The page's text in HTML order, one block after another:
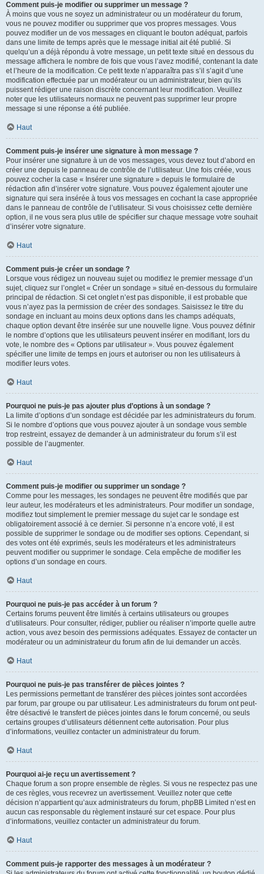
Comment puis-je modifier ou supprimer un message ?
À moins que vous ne soyez un administrateur ou un modérateur du forum,
vous ne pouvez modifier ou supprimer que vos propres messages. Vous
pouvez modifier un de vos messages en cliquant le bouton adéquat, parfois
dans une limite de temps après que le message initial ait été publié. Si
quelqu’un a déjà répondu à votre message, un petit texte situé en dessous du
message affichera le nombre de fois que vous l’avez modifié, contenant la date
et l’heure de la modification. Ce petit texte n’apparaîtra pas s’il s’agit d’une
modification effectuée par un modérateur ou un administrateur, bien qu’ils
puissent rédiger une raison discrète concernant leur modification. Veuillez
noter que les utilisateurs normaux ne peuvent pas supprimer leur propre
message si une réponse a été publiée.
Haut
Comment puis-je insérer une signature à mon message ?
Pour insérer une signature à un de vos messages, vous devez tout d’abord en
créer une depuis le panneau de contrôle de l’utilisateur. Une fois créée, vous
pouvez cocher la case « Insérer une signature » depuis le formulaire de
rédaction afin d’insérer votre signature. Vous pouvez également ajouter une
signature qui sera insérée à tous vos messages en cochant la case appropriée
dans le panneau de contrôle de l’utilisateur. Si vous choisissez cette dernière
option, il ne vous sera plus utile de spécifier sur chaque message votre souhait
d’insérer votre signature.
Haut
Comment puis-je créer un sondage ?
Lorsque vous rédigez un nouveau sujet ou modifiez le premier message d’un
sujet, cliquez sur l’onglet « Créer un sondage » situé en-dessous du formulaire
principal de rédaction. Si cet onglet n’est pas disponible, il est probable que
vous n’ayez pas la permission de créer des sondages. Saisissez le titre du
sondage en incluant au moins deux options dans les champs adéquats,
chaque option devant être insérée sur une nouvelle ligne. Vous pouvez définir
le nombre d’options que les utilisateurs peuvent insérer en modifiant, lors du
vote, le nombre des « Options par utilisateur ». Vous pouvez également
spécifier une limite de temps en jours et autoriser ou non les utilisateurs à
modifier leurs votes.
Haut
Pourquoi ne puis-je pas ajouter plus d’options à un sondage ?
La limite d’options d’un sondage est décidée par les administrateurs du forum.
Si le nombre d’options que vous pouvez ajouter à un sondage vous semble
trop restreint, essayez de demander à un administrateur du forum s’il est
possible de l’augmenter.
Haut
Comment puis-je modifier ou supprimer un sondage ?
Comme pour les messages, les sondages ne peuvent être modifiés que par
leur auteur, les modérateurs et les administrateurs. Pour modifier un sondage,
modifiez tout simplement le premier message du sujet car le sondage est
obligatoirement associé à ce dernier. Si personne n’a encore voté, il est
possible de supprimer le sondage ou de modifier ses options. Cependant, si
des votes ont été exprimés, seuls les modérateurs et les administrateurs
peuvent modifier ou supprimer le sondage. Cela empêche de modifier les
options d’un sondage en cours.
Haut
Pourquoi ne puis-je pas accéder à un forum ?
Certains forums peuvent être limités à certains utilisateurs ou groupes
d’utilisateurs. Pour consulter, rédiger, publier ou réaliser n’importe quelle autre
action, vous avez besoin des permissions adéquates. Essayez de contacter un
modérateur ou un administrateur du forum afin de lui demander un accès.
Haut
Pourquoi ne puis-je pas transférer de pièces jointes ?
Les permissions permettant de transférer des pièces jointes sont accordées
par forum, par groupe ou par utilisateur. Les administrateurs du forum ont peut-
être désactivé le transfert de pièces jointes dans le forum concerné, ou seuls
certains groupes d’utilisateurs détiennent cette autorisation. Pour plus
d’informations, veuillez contacter un administrateur du forum.
Haut
Pourquoi ai-je reçu un avertissement ?
Chaque forum a son propre ensemble de règles. Si vous ne respectez pas une
de ces règles, vous recevrez un avertissement. Veuillez noter que cette
décision n’appartient qu’aux administrateurs du forum, phpBB Limited n’est en
aucun cas responsable du règlement instauré sur cet espace. Pour plus
d’informations, veuillez contacter un administrateur du forum.
Haut
Comment puis-je rapporter des messages à un modérateur ?